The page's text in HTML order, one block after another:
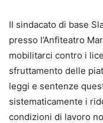
Il sindacato di base
presso l’Anfiteatro
mobilitarci contro i
sfruttamento delle
leggi e sentenze
sistematicamente i
condizioni di lavoro